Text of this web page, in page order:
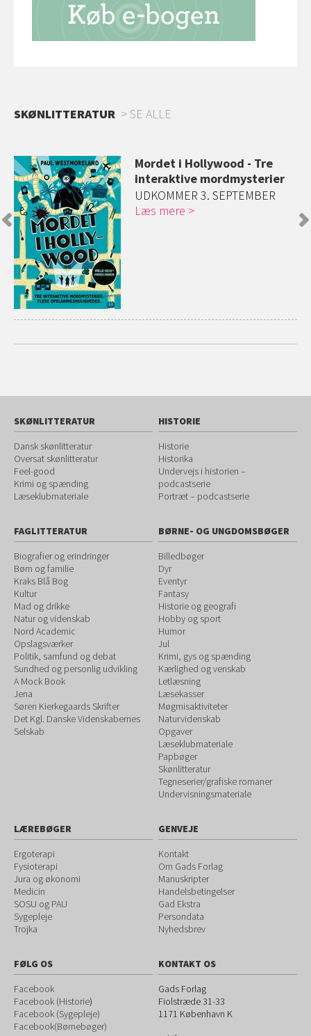
SKØNLITTERATUR SE ALLE
Mordet i Hollywood - Tre
interaktive mordmysterier
UDKOMMER 3. SEPTEMBER
Læs mere
SKØNLITTERATUR
Dansk skønlitteratur
Oversat skønlitteratur
Feel-good
Krimi og spænding
Læseklubmateriale
HISTORIE
Historie
Historika
Undervejs i historien –
podcastserie
Portræt – podcastserie
FAGLITTERATUR
Biografier og erindringer
Børn og familie
Kraks Blå Bog
Kultur
Mad og drikke
Natur og videnskab
Nord Academic
Opslagsværker
Politik, samfund og debat
Sundhed og personlig udvikling
A Mock Book
Jena
Søren Kierkegaards Skrifter
Det Kgl. Danske Videnskabernes
Selskab
BØRNE- OG UNGDOMSBØGER
Billedbøger
Dyr
Eventyr
Fantasy
Historie og geografi
Hobby og sport
Humor
Jul
Krimi, gys og spænding
Kærlighed og venskab
Letlæsning
Læsekasser
Møgmisaktiviteter
Naturvidenskab
Opgaver
Læseklubmateriale
Papbøger
Skønlitteratur
Tegneserier/grafiske romaner
Undervisningsmateriale
LÆREBØGER
Ergoterapi
Fysioterapi
Jura og økonomi
Medicin
SOSU og PAU
Sygepleje
Trojka
GENVEJE
Kontakt
Om Gads Forlag
Manuskripter
Handelsbetingelser
Gad Ekstra
Persondata
Nyhedsbrev
FØLG OS
Facebook
Facebook (Historie)
Facebook (Sygepleje)
Facebook(Børnebøger)
KONTAKT OS
Gads Forlag
Fiolstræde 31-33
1171 København K